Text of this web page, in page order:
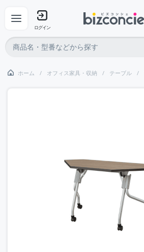
ログイン
ホーム オフィス家具・収納 テーブル